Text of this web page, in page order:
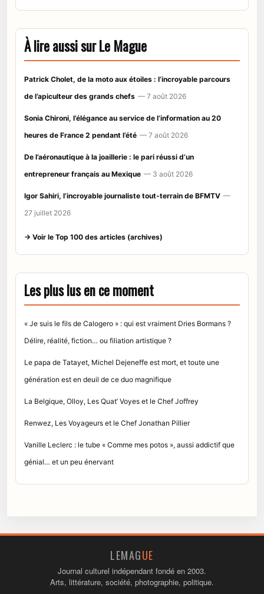
À lire aussi sur Le Mague
Patrick Cholet, de la moto aux étoiles : l’incroyable parcours
de l’apiculteur des grands chefs — 7 août 2026
Sonia Chironi, l’élégance au service de l’information au 20
heures de France 2 pendant l’été — 7 août 2026
De l’aéronautique à la joaillerie : le pari réussi d’un
entrepreneur français au Mexique — 3 août 2026
Igor Sahiri, l’incroyable journaliste tout-terrain de BFMTV —
27 juillet 2026
→ Voir le Top 100 des articles (archives)
Les plus lus en ce moment
« Je suis le fils de Calogero » : qui est vraiment Dries Bormans ?
Délire, réalité, fiction… ou filiation artistique ?
Le papa de Tatayet, Michel Dejeneffe est mort, et toute une
génération est en deuil de ce duo magnifique
La Belgique, Olloy, Les Quat’ Voyes et le Chef Joffrey
Renwez, Les Voyageurs et le Chef Jonathan Pillier
Vanille Leclerc : le tube « Comme mes potos », aussi addictif que
génial… et un peu énervant
LEMAGUE
Journal culturel indépendant fondé en 2003.
Arts, littérature, société, photographie, politique.